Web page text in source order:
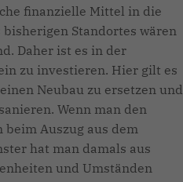
finanzielle Mittel in die
Standortes wären
Daher ist es in der
zu investieren. Hier gilt es
Neubau zu ersetzen und
Wenn man den
Auszug aus dem
hat man damals aus
und Umständen